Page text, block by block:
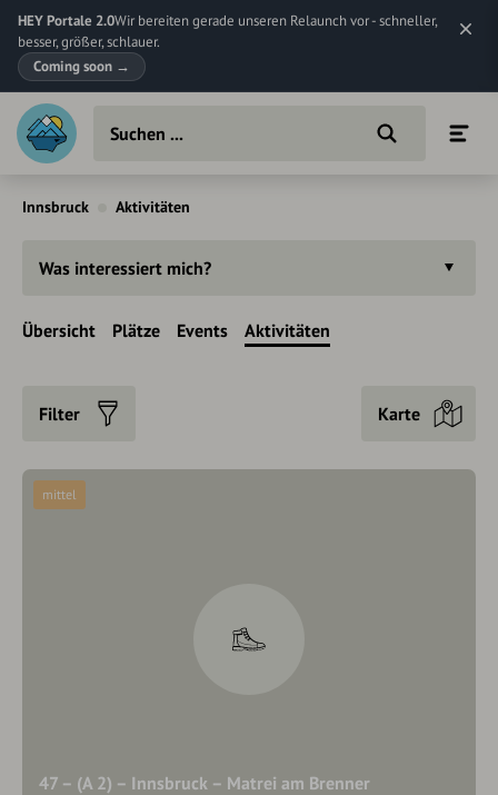
HEY Portale 2.0Wir bereiten gerade unseren Relaunch vor - schneller,
besser, größer, schlauer.
Coming soon →
Innsbruck Aktivitäten
Was interessiert mich?
Übersicht Plätze Events Aktivitäten
Filter Karte
47 – (A 2) – Innsbruck – Matrei am Brenner
mittel